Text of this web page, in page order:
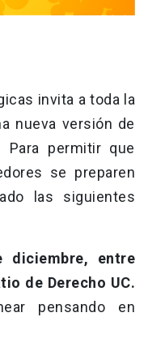
invita a toda la
nueva versión de
Para permitir que
se preparen
las siguientes
diciembre, entre
de Derecho UC.
pensando en